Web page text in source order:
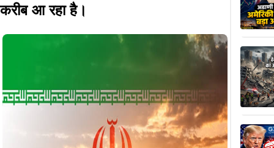
करीब आ रहा है।